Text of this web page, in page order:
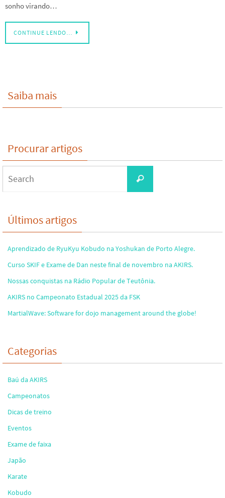
sonho virando…
CONTINUE LENDO…
Saiba mais
Procurar artigos
Search
Últimos artigos
Aprendizado de RyuKyu Kobudo na Yoshukan de Porto Alegre.
Curso SKIF e Exame de Dan neste final de novembro na AKIRS.
Nossas conquistas na Rádio Popular de Teutônia.
AKIRS no Campeonato Estadual 2025 da FSK
MartialWave: Software for dojo management around the globe!
Categorias
Baú da AKIRS
Campeonatos
Dicas de treino
Eventos
Exame de faixa
Japão
Karate
Kobudo